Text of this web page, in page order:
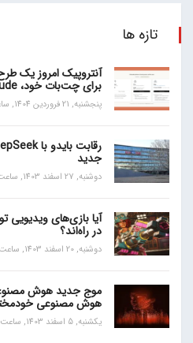
تازه ها
برای چت‌بات خود، Claude، معرفی کرد
پنجشنبه, 21 فروردین 1404, ساعت 14:17
جدید
دوشنبه, 27 اسفند 1403, ساعت 18:07
آیا بازی‌های
در راه‌اند؟
دوشنبه, 20 اسفند 1403, ساعت 18:24
موج جدید هوش
هوش مصنوعی
یکشنبه, 5 اسفند 1403, ساعت 20:03